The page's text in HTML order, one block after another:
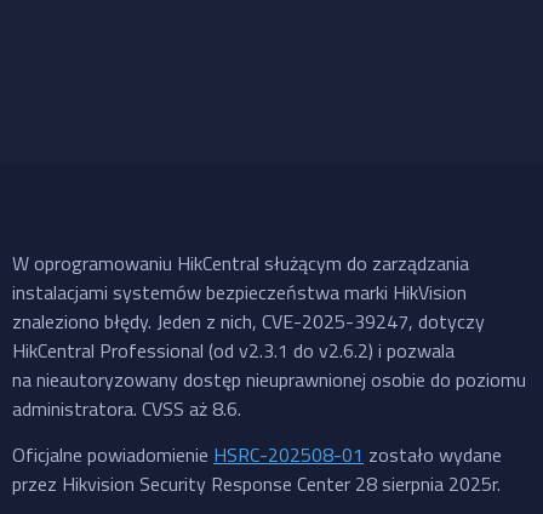
W oprogramowaniu HikCentral służącym do zarządzania
instalacjami systemów bezpieczeństwa marki HikVision
znaleziono błędy. Jeden z nich, CVE-2025-39247, dotyczy
HikCentral Professional (od v2.3.1 do v2.6.2) i pozwala
na nieautoryzowany dostęp nieuprawnionej osobie do poziomu
administratora. CVSS aż 8.6.
Oficjalne powiadomienie HSRC-202508-01 zostało wydane
przez Hikvision Security Response Center 28 sierpnia 2025r.